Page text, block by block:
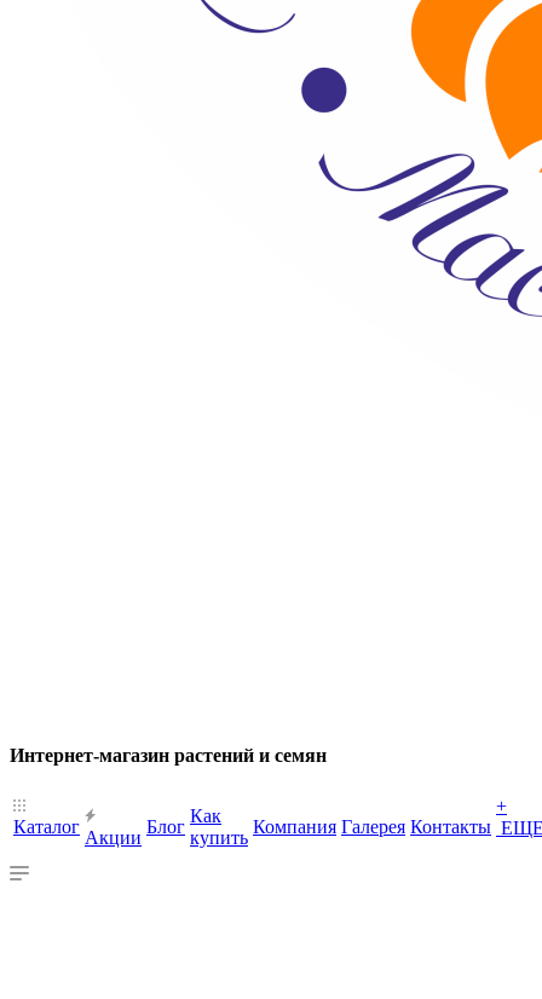
Интернет-магазин растений и семян
Каталог
Акции
Блог
Как
купить
Компания Галерея Контакты
+